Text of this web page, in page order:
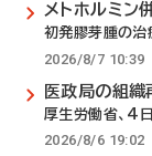
メトホルミン
初発膠芽腫の治
2026/8/7 10:39
医政局の組織
厚生労働省、4
2026/8/6 19:02